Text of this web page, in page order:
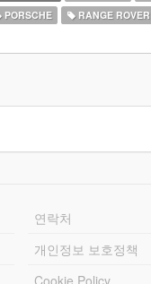
PORSCHE RANGE ROVER
연락처
개인정보 보호정책
Cookie Policy